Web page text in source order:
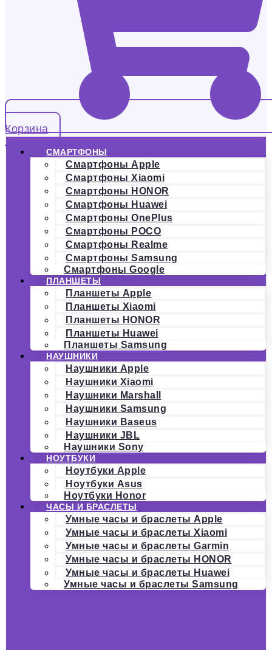
Корзина
СМАРТФОНЫ
Смартфоны Apple
Смартфоны Xiaomi
Смартфоны HONOR
Смартфоны Huawei
Смартфоны OnePlus
Смартфоны POCO
Смартфоны Realme
Смартфоны Samsung
Смартфоны Google
ПЛАНШЕТЫ
Планшеты Apple
Планшеты Xiaomi
Планшеты HONOR
Планшеты Huawei
Планшеты Samsung
НАУШНИКИ
Наушники Apple
Наушники Xiaomi
Наушники Marshall
Наушники Samsung
Наушники Baseus
Наушники JBL
Наушники Sony
НОУТБУКИ
Ноутбуки Apple
Ноутбуки Asus
Ноутбуки Honor
ЧАСЫ И БРАСЛЕТЫ
Умные часы и браслеты Apple
Умные часы и браслеты Xiaomi
Умные часы и браслеты Garmin
Умные часы и браслеты HONOR
Умные часы и браслеты Huawei
Умные часы и браслеты Samsung